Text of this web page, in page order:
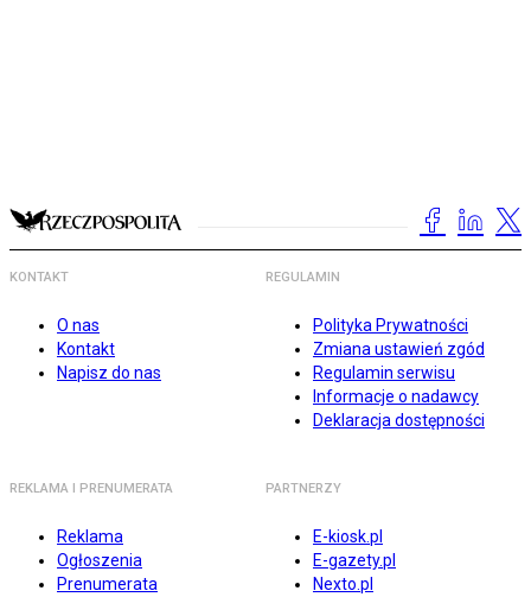
KONTAKT
O nas
Kontakt
Napisz do nas
REGULAMIN
Polityka Prywatności
Zmiana ustawień zgód
Regulamin serwisu
Informacje o nadawcy
Deklaracja dostępności
REKLAMA I PRENUMERATA
Reklama
Ogłoszenia
Prenumerata
PARTNERZY
E-kiosk.pl
E-gazety.pl
Nexto.pl